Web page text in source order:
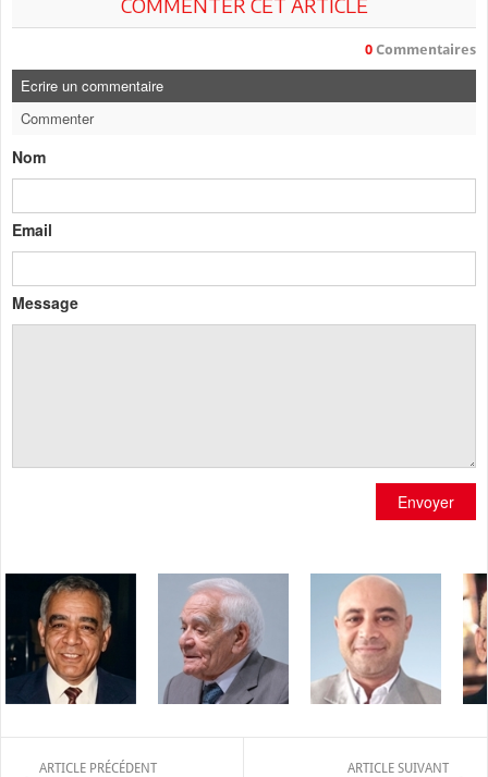
0 Commentaires
Ecrire un commentaire
Commenter
Nom
Email
Message
Envoyer
ARTICLE PRÉCÉDENT ARTICLE SUIVANT